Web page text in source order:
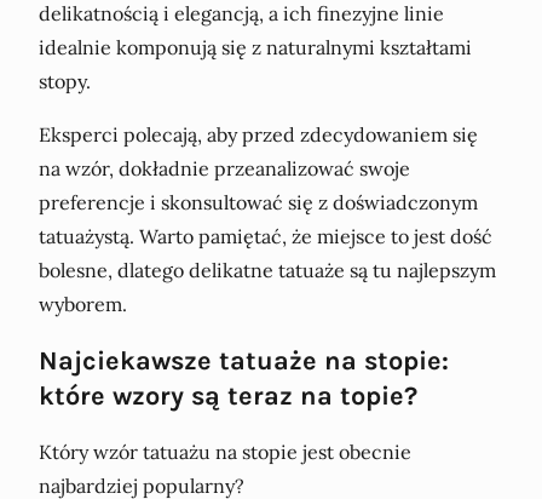
delikatnością i elegancją, a ich finezyjne linie
idealnie komponują się z naturalnymi kształtami
stopy.
Eksperci polecają, aby przed zdecydowaniem się
na wzór, dokładnie przeanalizować swoje
preferencje i skonsultować się z doświadczonym
tatuażystą. Warto pamiętać, że miejsce to jest dość
bolesne, dlatego delikatne tatuaże są tu najlepszym
wyborem.
Najciekawsze tatuaże na stopie:
które wzory są teraz na topie?
Który wzór tatuażu na stopie jest obecnie
najbardziej popularny?